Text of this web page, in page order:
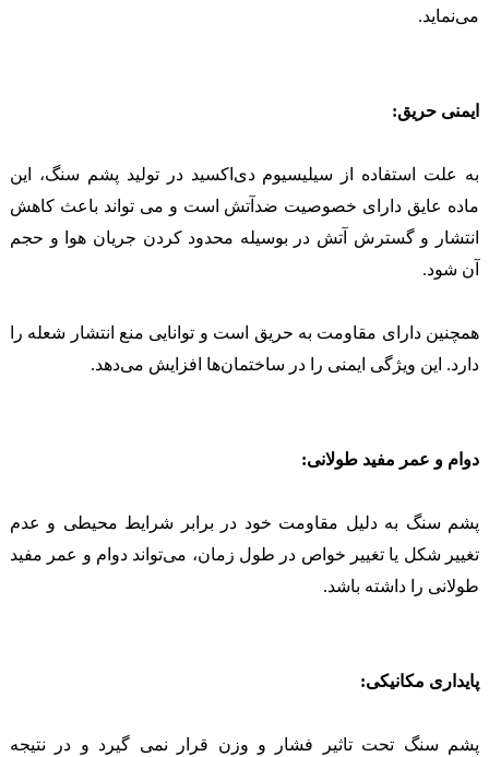
می‌نماید.
ایمنی حریق:
به علت استفاده از سیلیسیوم دی‌اکسید در تولید پشم سنگ، این
ماده عایق دارای خصوصیت ضدآتش است و می تواند باعث کاهش
انتشار و گسترش آتش در بوسیله محدود کردن جریان هوا و حجم
آن شود.
همچنین دارای مقاومت به حریق است و توانایی منع انتشار شعله را
دارد. این ویژگی ایمنی را در ساختمان‌ها افزایش می‌دهد.
دوام و عمر مفید طولانی:
پشم سنگ به دلیل مقاومت خود در برابر شرایط محیطی و عدم
تغییر شکل یا تغییر خواص در طول زمان، می‌تواند دوام و عمر مفید
طولانی را داشته باشد.
پایداری مکانیکی:
پشم سنگ تحت تاثیر فشار و وزن قرار نمی گیرد و در نتیجه